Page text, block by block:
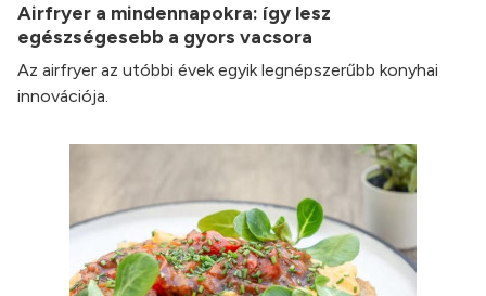
Airfryer a mindennapokra: így lesz
egészségesebb a gyors vacsora
Az airfryer az utóbbi évek egyik legnépszerűbb konyhai
innovációja.